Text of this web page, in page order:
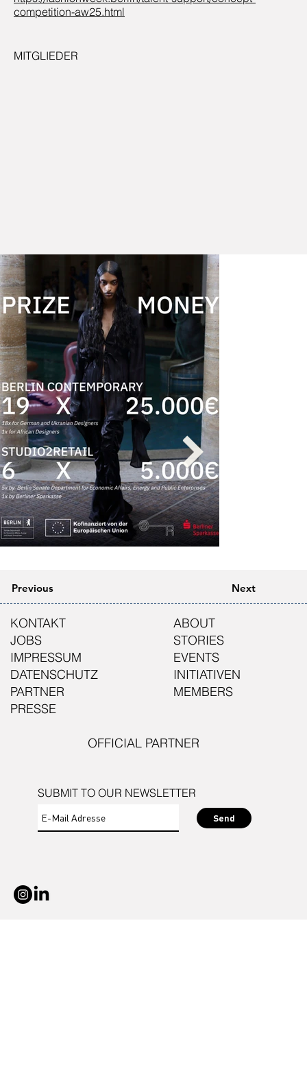
competition-aw25.html
MITGLIEDER
Previous Next
SUBMIT TO OUR NEWSLETTER
Send
KONTAKT
JOBS
IMPRESSUM
DATENSCHUTZ
PARTNER
PRESSE
ABOUT
STORIES
EVENTS
INITIATIVEN
MEMBERS
OFFICIAL PARTNER